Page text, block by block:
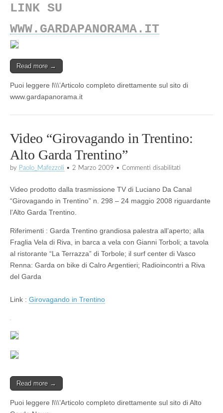
LINK SU
WWW.GARDAPANORAMA.IT
Read more →
Puoi leggere l\\\’Articolo completo direttamente sul sito di
www.gardapanorama.it
Video “Girovagando in Trentino:
Alto Garda Trentino”
by Paolo_Mafezzoli • 2 Marzo 2009 • Commenti disabilitati
in
Trentino:
Video prodotto dalla trasmissione TV di Luciano Da Canal
“Girovagando in Trentino” n. 298 – 24 maggio 2008 riguardante
l’Alto Garda Trentino.
Riferimenti : Garda Trentino grandiosa palestra all’aperto; alla
Fraglia Vela di Riva, in barca a vela con Gianni Torboli; a tavola
al ristorante “La Terrazza” di Torbole; il surf center di Vasco
Renna: Garda on bike di Calro Argentieri; Radioincontri a Riva
del Garda
Link : Girovagando in Trentino
Read more →
Puoi leggere l\\\’Articolo completo direttamente sul sito di Alto